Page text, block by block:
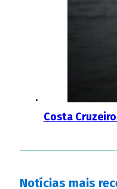
Costa
Notícias mais